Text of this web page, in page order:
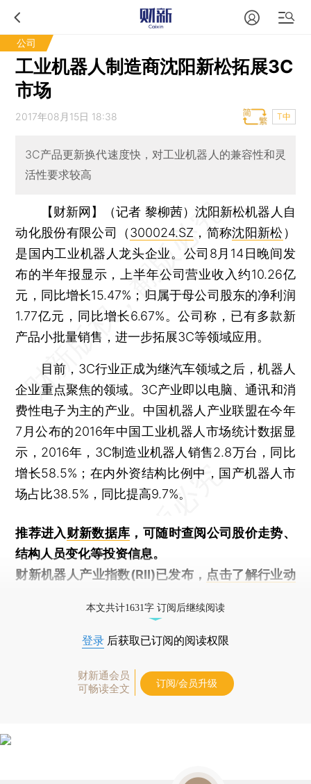
公司
工业机器人制造商沈阳新松拓展3C
市场
2017年08月15日 18:38 T中
3C产品更新换代速度快，对工业机器人的兼容性和灵
活性要求较高
【财新网】（记者 黎柳茜） 沈阳新松机器人自
动化股份有限公司（300024.SZ ，简称沈阳新松）
是国内工业机器人龙头企业。公司8月14日晚间发
布的半年报显示，上半年公司营业收入约10.26亿
元，同比增长15.47%；归属于母公司股东的净利润
1.77亿元，同比增长6.67%。公司称，已有多款新
产品小批量销售，进一步拓展3C等领域应用。
目前，3C行业正成为继汽车领域之后，机器人
企业重点聚焦的领域。3C产业即以电脑、通讯和消
费性电子为主的产业。中国机器人产业联盟在今年
7月公布的2016年中国工业机器人市场统计数据显
示，2016年，3C制造业机器人销售2.8万台，同比
增长58.5%；在内外资结构比例中，国产机器人市
场占比38.5%，同比提高9.7%。
推荐进入财新数据库 ，可随时查阅公司股价走势、
结构人员变化等投资信息。
财新机器人产业指数(RII)已发布， 点击了解行业动
本文共计1631字 订阅后继续阅读
登录 后获取已订阅的阅读权限
财新通会员
可畅读全文
订阅/会员升级